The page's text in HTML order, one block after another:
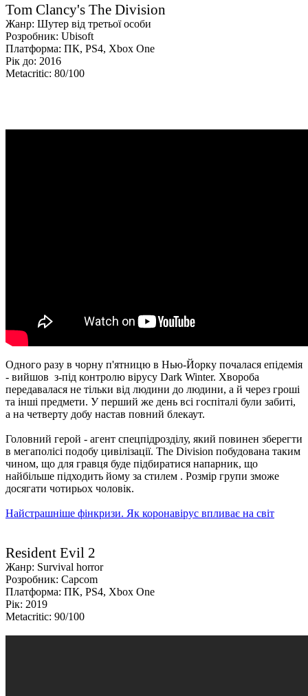
Tom Clancy's The Division
Жанр: Шутер від третьої особи
Розробник: Ubisoft
Платформа: ПК, PS4, Xbox One
Рік до: 2016
Metacritic: 80/100
Одного разу в чорну п'ятницю в Нью-Йорку почалася епідемія
- вийшов з-під контролю вірусу Dark Winter. Хвороба
передавалася не тільки від людини до людини, а й через гроші
та інші предмети. У перший же день всі госпіталі були забиті,
а на четверту добу настав повний блекаут.
Головний герой - агент спецпідрозділу, який повинен зберегти
в мегаполісі подобу цивілізації. The Division побудована таким
чином, що для гравця буде підбиратися напарник, що
найбільше підходить йому за стилем . Розмір групи зможе
досягати чотирьох чоловік.
Найстрашніше фінкризи. Як коронавірус впливає на світ
Resident Evil 2
Жанр: Survival horror
Розробник: Capcom
Платформа: ПК, PS4, Xbox One
Рік: 2019
Metacritic: 90/100